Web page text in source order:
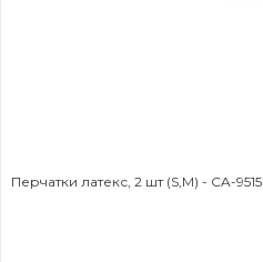
Перчатки латекс, 2 шт (S,M) - CA-9515